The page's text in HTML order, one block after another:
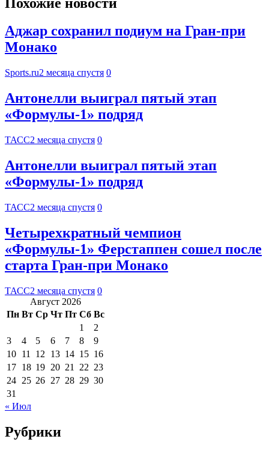
Аджар сохранил подиум на Гран-при
Монако
Sports.ru2 месяца спустя 0
Антонелли выиграл пятый этап
«Формулы-1» подряд
ТАСС2 месяца спустя 0
Антонелли выиграл пятый этап
«Формулы-1» подряд
ТАСС2 месяца спустя 0
Четырехкратный чемпион
«Формулы-1» Ферстаппен сошел после
старта Гран-при Монако
ТАСС2 месяца спустя 0
Август 2026
Пн Вт Ср Чт Пт Сб Вс
1
2
3
4 5 6 7 8
9
10 11 12 13 14 15 16
17 18 19 20 21 22 23
24 25 26 27 28 29 30
31
« Июл
Рубрики